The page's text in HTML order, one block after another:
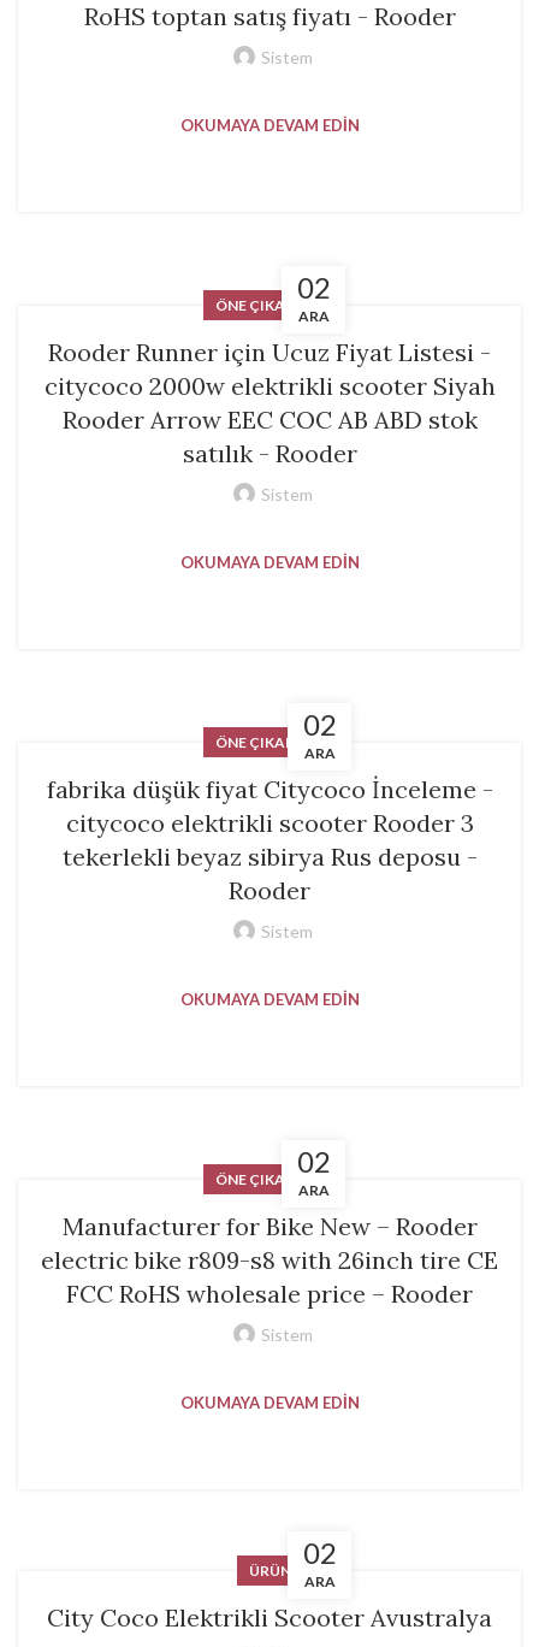
RoHS toptan satış fiyatı - Rooder
Sistem
OKUMAYA DEVAM EDIN
02
ARA
ÖNE ÇIKANLAR
Rooder Runner için Ucuz Fiyat Listesi -
citycoco 2000w elektrikli scooter Siyah
Rooder Arrow EEC COC AB ABD stok
satılık - Rooder
Sistem
OKUMAYA DEVAM EDIN
02
ARA
ÖNE ÇIKANLAR
fabrika düşük fiyat Citycoco İnceleme -
citycoco elektrikli scooter Rooder 3
tekerlekli beyaz sibirya Rus deposu -
Rooder
Sistem
OKUMAYA DEVAM EDIN
02
ARA
ÖNE ÇIKANLAR
Manufacturer for Bike New – Rooder
electric bike r809-s8 with 26inch tire CE
FCC RoHS wholesale price – Rooder
Sistem
OKUMAYA DEVAM EDIN
02
ARA
ÜRÜN
City Coco Elektrikli Scooter Avustralya